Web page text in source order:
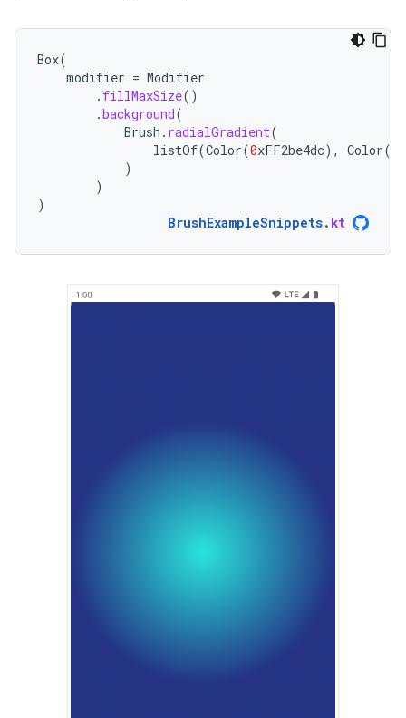
Box(
modifier = Modifier
. fillMaxSize()
.background(
Brush . radialGradient(
listOf(Color(0xFF2be4dc), Color(
)
)
)
BrushExampleSnippets. kt